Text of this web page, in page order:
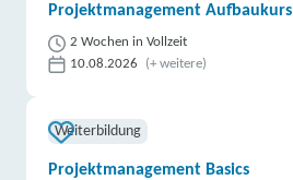
Projektmanagement Aufbaukurs
2 Wochen in Vollzeit
10.08.2026
(+ weitere)
Weiterbildung
Projektmanagement Basics